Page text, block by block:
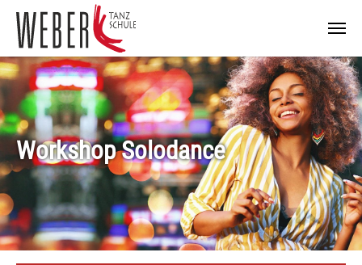
Zum Hauptinhalt springen
Workshop Solodance